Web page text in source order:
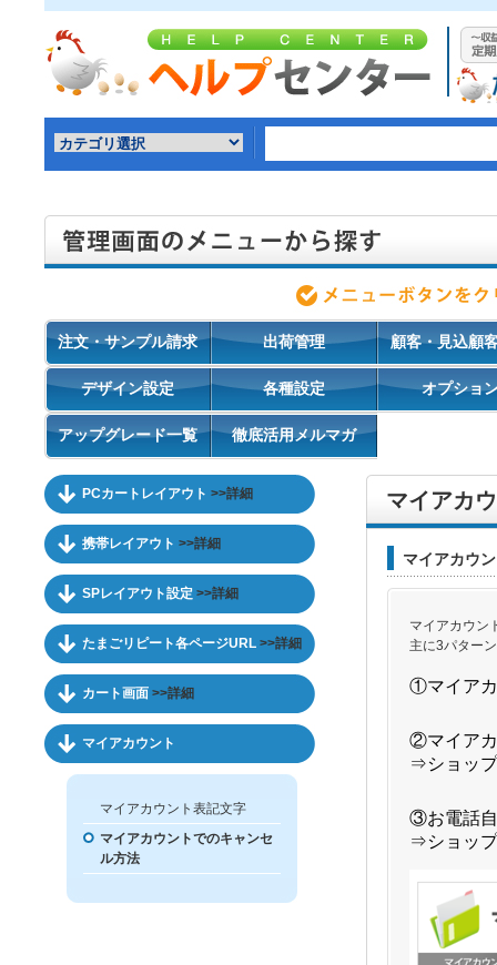
注文・サンプル請求 出荷管理 顧客・見込顧
デザイン設定 各種設定 オプショ
アップグレード一覧 徹底活用メルマガ
PCカートレイアウト >>詳細
携帯レイアウト >>詳細
SPレイアウト設定 >>詳細
たまごリピート各ページURL >>詳細
カート画面 >>詳細
マイアカウント
マイアカウント表記文字
マイアカウントでのキャンセ
ル方法
マイアカ
マイアカウ
マイアカウン
主に3パター
①マイアカ
②マイアカ
⇒ショッ
③お電話
⇒ショッ